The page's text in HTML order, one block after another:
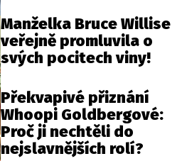
Manželka Bruce Willise
veřejně promluvila o
svých pocitech viny!
Překvapivé přiznání
Whoopi Goldbergové:
Proč ji nechtěli do
nejslavnějších rolí?